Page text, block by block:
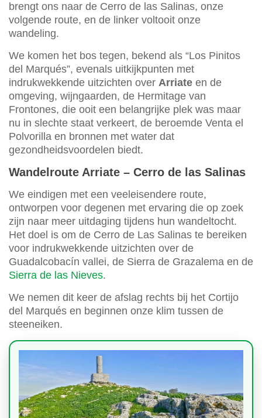
brengt ons naar de Cerro de las Salinas, onze
volgende route, en de linker voltooit onze
wandeling.
We komen het bos tegen, bekend als “Los Pinitos
del Marqués”, evenals uitkijkpunten met
indrukwekkende uitzichten over Arriate en de
omgeving, wijngaarden, de Hermitage van
Frontones, die ooit een belangrijke plek was maar
nu in slechte staat verkeert, de beroemde Venta el
Polvorilla en bronnen met water dat
gezondheidsvoordelen biedt.
Wandelroute Arriate – Cerro de las Salinas
We eindigen met een veeleisendere route,
ontworpen voor degenen met ervaring die op zoek
zijn naar meer uitdaging tijdens hun wandeltocht.
Het doel is om de Cerro de Las Salinas te bereiken
voor indrukwekkende uitzichten over de
Guadalcobacín vallei, de Sierra de Grazalema en de
Sierra de las Nieves.
We nemen dit keer de afslag rechts bij het Cortijo
del Marqués en beginnen onze klim tussen de
steeneiken.